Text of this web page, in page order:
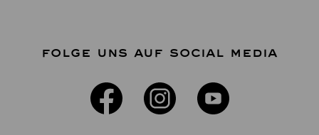
FOLGE UNS AUF SOCIAL MEDIA